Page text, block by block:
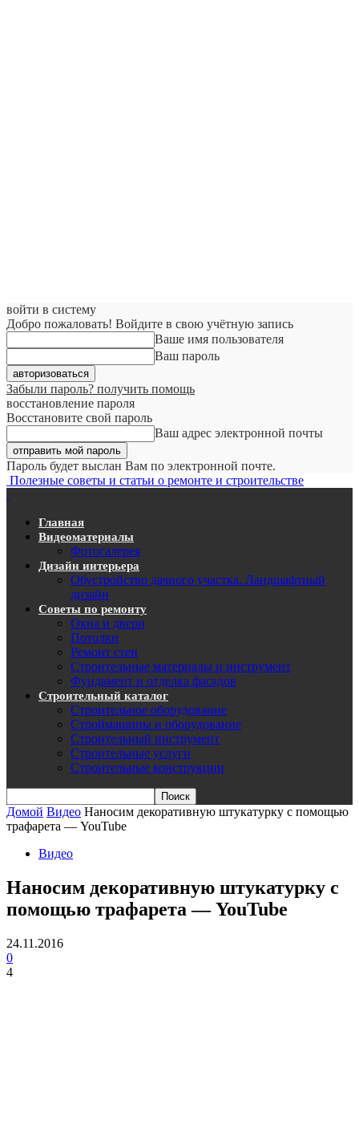
войти в систему
Добро пожаловать! Войдите в свою учётную запись
Ваше имя пользователя
Ваш пароль
Забыли пароль? получить помощь
восстановление пароля
Восстановите свой пароль
Ваш адрес электронной почты
Пароль будет выслан Вам по электронной почте.
Полезные советы и статьи о ремонте и строительстве
Главная
Видеоматериалы
Фотогалерея
Дизайн интерьера
Обустройство дачного участка. Ландшафтный
дизайн
Советы по ремонту
Окна и двери
Потолки
Ремонт стен
Строительные материалы и инструмент
Фундамент и отделка фасадов
Строительный каталог
Строительное оборудование
Строймашины и оборудование
Строительный инструмент
Строительные услуги
Строительные конструкции
Домой Видео Наносим декоративную штукатурку с помощью
трафарета — YouTube
Видео
Наносим декоративную штукатурку с
помощью трафарета — YouTube
24.11.2016
0
4